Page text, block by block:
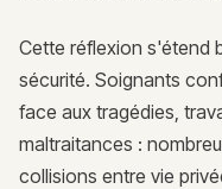
Cette réflexion s'étend
sécurité. Soignants
face aux tragédies,
maltraitances :
collisions entre vie